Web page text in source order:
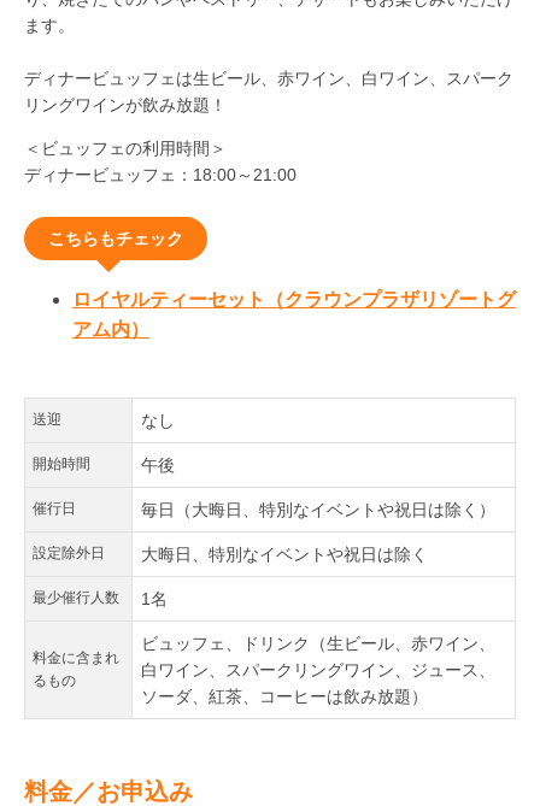
ます。
ディナービュッフェは生ビール、赤ワイン、白ワイン、スパーク
リングワインが飲み放題！
＜ビュッフェの利用時間＞
ディナービュッフェ：18:00～21:00
こちらもチェック
ロイヤルティーセット（クラウンプラザリゾートグ
アム内）
送迎 なし
開始時間 午後
催行日 毎日（大晦日、特別なイベントや祝日は除く）
設定除外日 大晦日、特別なイベントや祝日は除く
最少催行人数 1名
料金に含まれ
るもの
ビュッフェ、ドリンク（生ビール、赤ワイン、
白ワイン、スパークリングワイン、ジュース、
ソーダ、紅茶、コーヒーは飲み放題）
料金／お申込み